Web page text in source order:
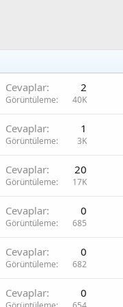
Cevaplar 2
Görüntüleme 40K
Cevaplar 1
Görüntüleme 3K
Cevaplar 20
Görüntüleme 17K
Cevaplar 0
Görüntüleme 685
Cevaplar 0
Görüntüleme 682
Cevaplar 0